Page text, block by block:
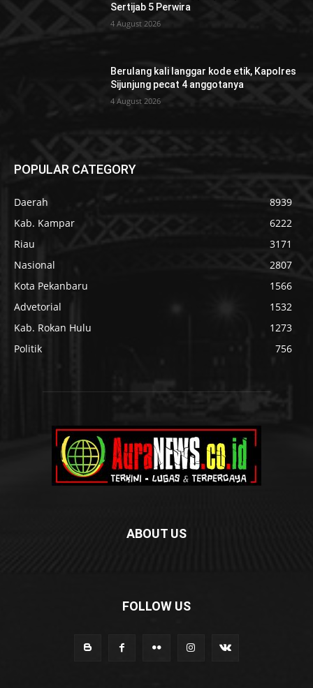
Sertijab 5 Perwira
4 August 2026
Berulang kali langgar kode etik, Kapolres
Sijunjung pecat 4 anggotanya
4 August 2026
POPULAR CATEGORY
Daerah
8939
Kab. Kampar
6222
Riau
3171
Nasional
2807
Kota Pekanbaru
1566
Advetorial
1532
Kab. Rokan Hulu
1273
Politik
756
ABOUT US
FOLLOW US